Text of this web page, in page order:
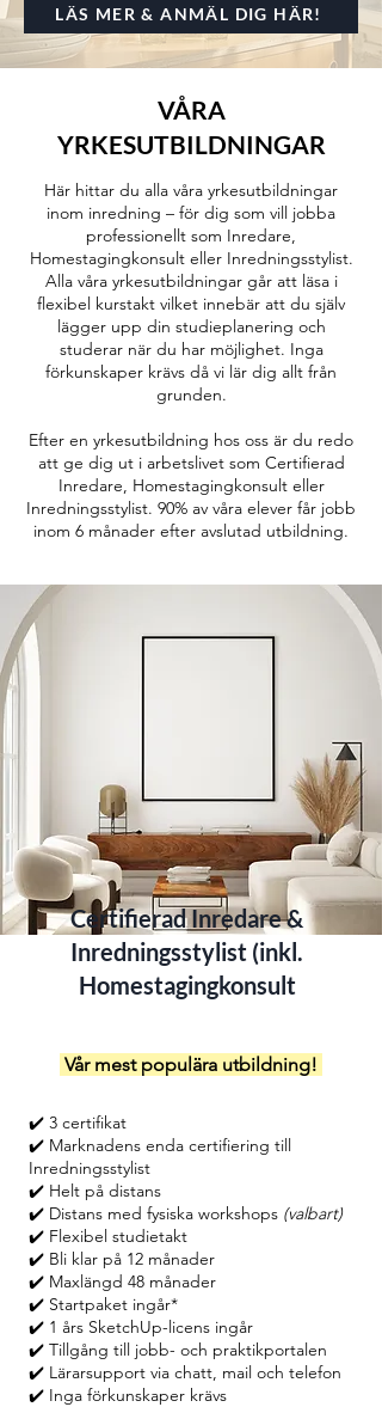
LÄS MER & ANMÄL DIG HÄR!
VÅRA
YRKESUTBILDNINGAR
Här hittar du alla våra yrkesutbildningar
inom inredning – för dig som vill jobba
professionellt som Inredare,
Homestagingkonsult eller Inredningsstylist.
Alla våra yrkesutbildningar går att läsa i
flexibel kurstakt vilket innebär att du själv
lägger upp din studieplanering och
studerar när du har möjlighet. Inga
förkunskaper krävs då vi lär dig allt från
grunden.
Efter en yrkesutbildning hos oss är du redo
att ge dig ut i arbetslivet som Certifierad
Inredare, Homestagingkonsult eller
Inredningsstylist. 90% av våra elever får jobb
inom 6 månader efter avslutad utbildning.
Certifierad Inredare &
Inredningsstylist (inkl.
Homestagingkonsult
Vår mest populära utbildning!
✔️ 3 certifikat
✔️ Marknadens enda certifiering till
Inredningsstylist
✔️ Helt på distans
✔️ Distans med fysiska workshops (valbart)
✔️ Flexibel studietakt
✔️ Bli klar på 12 månader
✔️ Maxlängd 48 månader
✔️ Startpaket ingår*
✔️ 1 års SketchUp-licens ingår
✔️ Tillgång till jobb- och praktikportalen
✔️ Lärarsupport via chatt, mail och telefon
✔️ Inga förkunskaper krävs